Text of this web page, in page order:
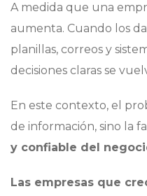
A medida que una
aumenta. Cuando los
planillas, correos y
decisiones claras se
En este contexto, el
de información, sino la
y confiable del
Las empresas que